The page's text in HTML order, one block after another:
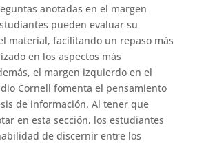
anotadas en el margen
pueden evaluar su
material, facilitando un repaso más
en los aspectos más
el margen izquierdo en el
Cornell fomenta el pensamiento
de información. Al tener que
en esta sección, los estudiantes
de discernir entre los